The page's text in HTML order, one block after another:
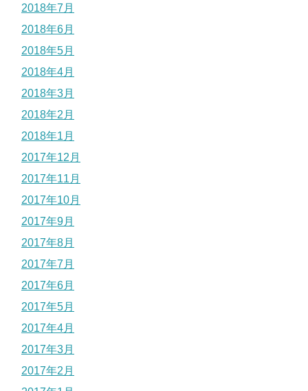
2018年7月
2018年6月
2018年5月
2018年4月
2018年3月
2018年2月
2018年1月
2017年12月
2017年11月
2017年10月
2017年9月
2017年8月
2017年7月
2017年6月
2017年5月
2017年4月
2017年3月
2017年2月